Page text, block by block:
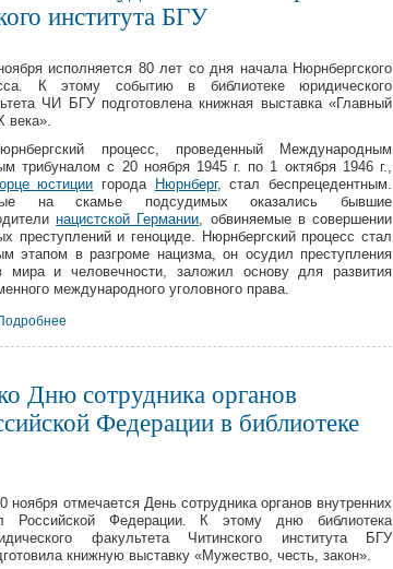
института БГУ
исполняется 80 лет со дня начала Нюрнбергского
К этому событию в библиотеке юридического
ЧИ БГУ подготовлена книжная выставка «Главный
века».
процесс, проведенный Международным
трибуналом с 20 ноября 1945 г. по 1 октября 1946 г.,
юстиции города Нюрнберг, стал беспрецедентным.
на скамье подсудимых оказались бывшие
нацистской Германии, обвиняемые в совершении
преступлений и геноциде. Нюрнбергский процесс стал
этапом в разгроме нацизма, он осудил преступления
мира и человечности, заложил основу для развития
международного уголовного права.
Дню сотрудника органов
Федерации в библиотеке
ноября отмечается День сотрудника органов внутренних
Российской Федерации. К этому дню библиотека
факультета Читинского института БГУ
книжную выставку «Мужество, честь, закон».